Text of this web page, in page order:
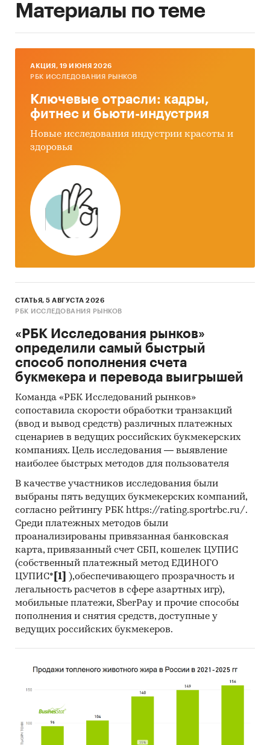
Материалы по теме
AКЦИЯ, 19 ИЮНЯ 2026
РБК ИССЛЕДОВАНИЯ РЫНКОВ
Ключевые отрасли: кадры,
фитнес и бьюти-индустрия
Новые исследования индустрии красоты и
здоровья
СТАТЬЯ, 5 АВГУСТА 2026
РБК ИССЛЕДОВАНИЯ РЫНКОВ
«РБК Исследования рынков»
определили самый быстрый
способ пополнения счета
букмекера и перевода выигрышей
Команда «РБК Исследований рынков»
сопоставила скорости обработки транзакций
(ввод и вывод средств) различных платежных
сценариев в ведущих российских букмекерских
компаниях. Цель исследования — выявление
наиболее быстрых методов для пользователя
В качестве участников исследования были
выбраны пять ведущих букмекерских компаний,
согласно рейтингу РБК https://rating.sportrbc.ru/.
Среди платежных методов были
проанализированы привязанная банковская
карта, привязанный счет СБП, кошелек ЦУПИС
(собственный платежный метод ЕДИНОГО
ЦУПИС* [1]
),обеспечивающего прозрачность и
легальность расчетов в сфере азартных игр),
мобильные платежи, SberPay и прочие способы
пополнения и снятия средств, доступные у
ведущих российских букмекеров.